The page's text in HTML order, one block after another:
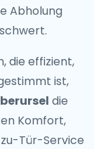
Abholung
die effizient,
ist,
die
Komfort,
Tür-Service